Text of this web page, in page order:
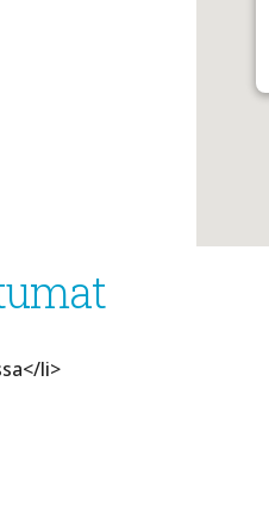
li>